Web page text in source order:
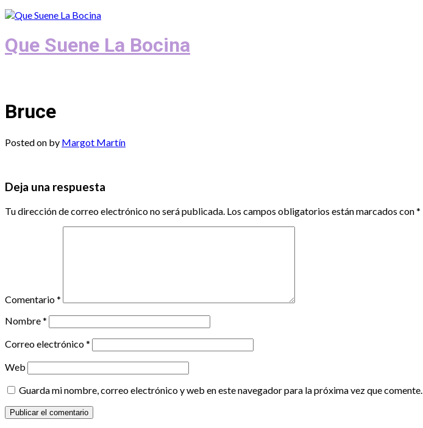
Que Suene La Bocina
Bruce
Posted on by Margot Martín
Deja una respuesta
Tu dirección de correo electrónico no será publicada. Los campos obligatorios están marcados con*
Comentario*
Nombre*
Correo electrónico*
Web
Guarda mi nombre, correo electrónico y web en este navegador para la próxima vez que comente.